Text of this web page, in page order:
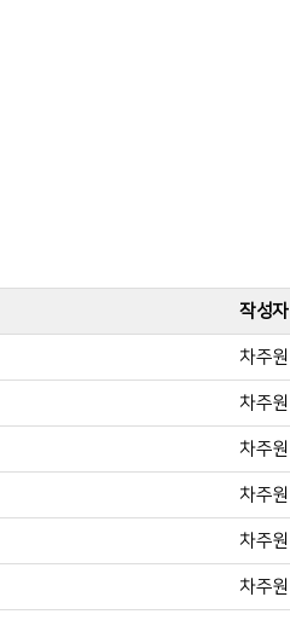
작성자
차주원
차주원
차주원
차주원
차주원
차주원